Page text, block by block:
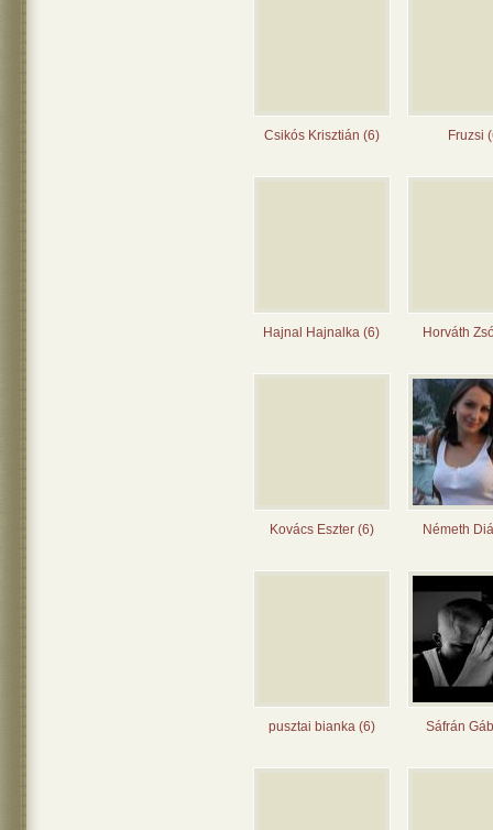
Csikós Krisztián (6) Fruzsi
Hajnal Hajnalka (6) Horváth
Kovács Eszter (6) Németh
pusztai bianka (6) Sáfrán